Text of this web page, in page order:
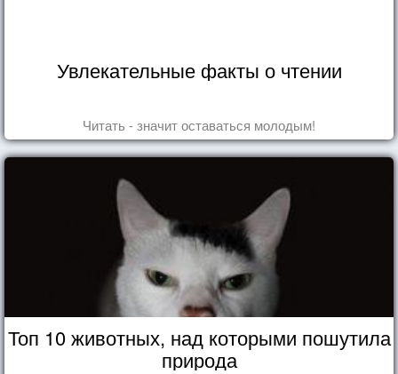
Увлекательные факты о чтении
Читать - значит оставаться молодым!
Топ 10 животных, над которыми пошутила
природа